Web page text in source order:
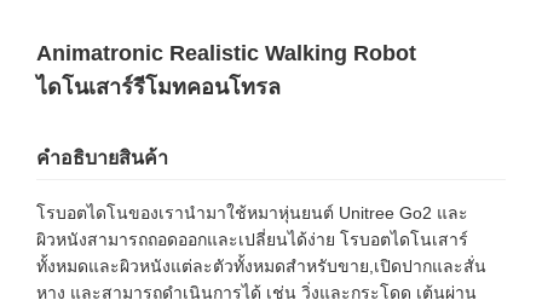
Animatronic Realistic Walking Robot
ไดโนเสาร์รีโมทคอนโทรล
คําอธิบายสินค้า
โรบอตไดโนของเรานํามาใช้หมาหุ่นยนต์ Unitree Go2 และ
ผิวหนังสามารถถอดออกและเปลี่ยนได้ง่าย โรบอตไดโนเสาร์
ทั้งหมดและผิวหนังแต่ละตัวทั้งหมดสําหรับขาย,เปิดปากและสั่น
หาง และสามารถดําเนินการได้ เช่น วิ่งและกระโดด เต้นผ่าน